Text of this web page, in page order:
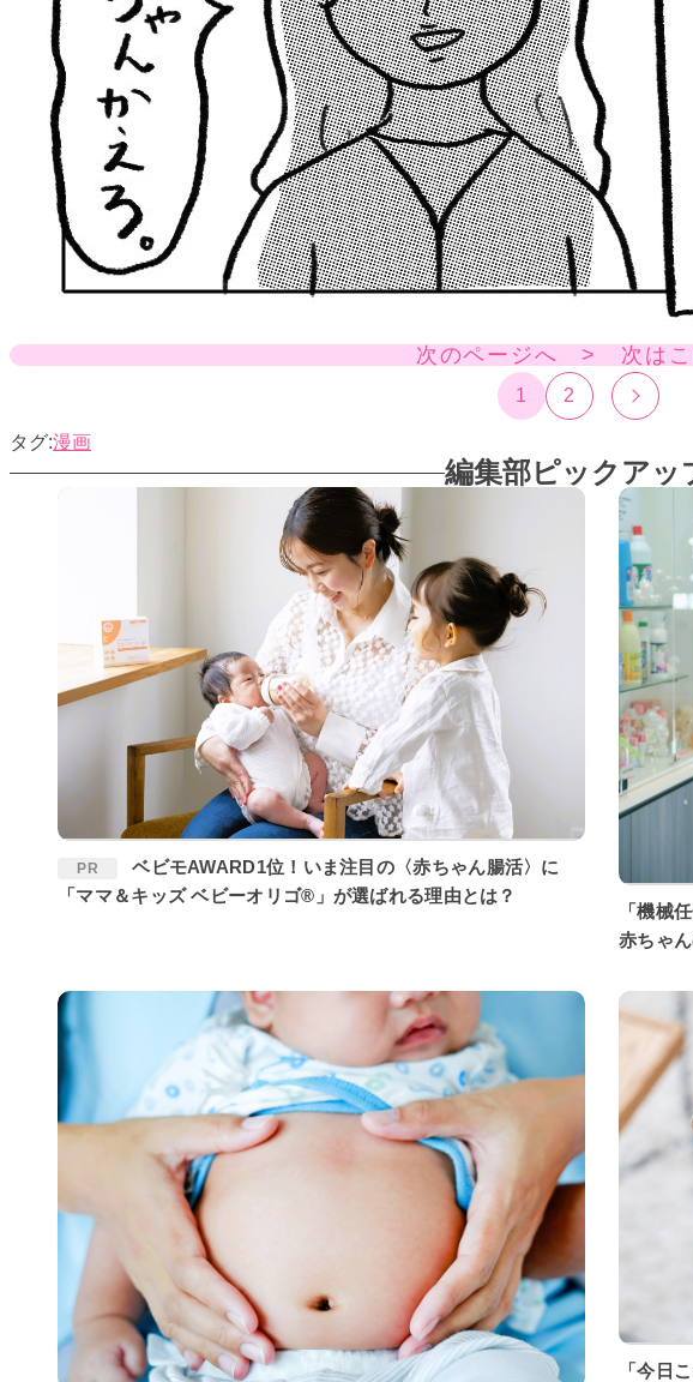
次のページへ > 次はこ
1 2
漫画
編集部ピックアッ
PR
ベビモAWARD1位！いま注目の〈赤ちゃん腸活〉に
「ママ＆キッズ ベビーオリゴ®」が選ばれる理由とは？
「機械
赤ちゃ
「今日